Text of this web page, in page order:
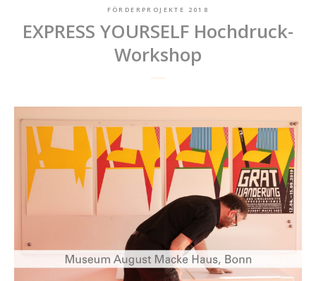
AKTUELLES
FÖRDERPROJEKTE 2018
EXPRESS YOURSELF Hochdruck-
Workshop